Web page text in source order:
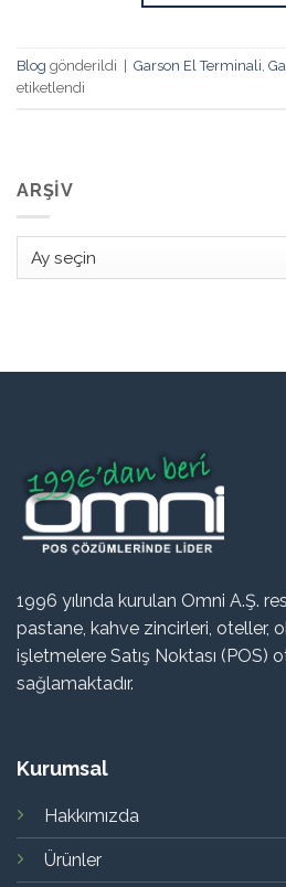
Blog gönderildi Garson El Terminali
etiketlendi
ARŞIV
Arşiv
1996 yılında kurulan Omni A.Ş.
pastane, kahve zincirleri, oteller,
işletmelere Satış Noktası (POS)
sağlamaktadır.
Kurumsal
Hakkımızda
Ürünler